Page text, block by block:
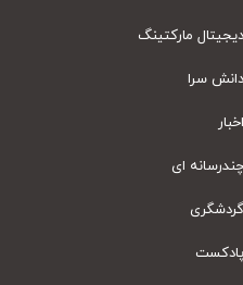
مارکتینگ
سرا
ای